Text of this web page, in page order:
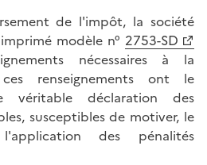
de l'impôt, la société
modèle n° 2753-SD
nécessaires à la
renseignements ont le
véritable déclaration des
susceptibles de motiver, le
des pénalités